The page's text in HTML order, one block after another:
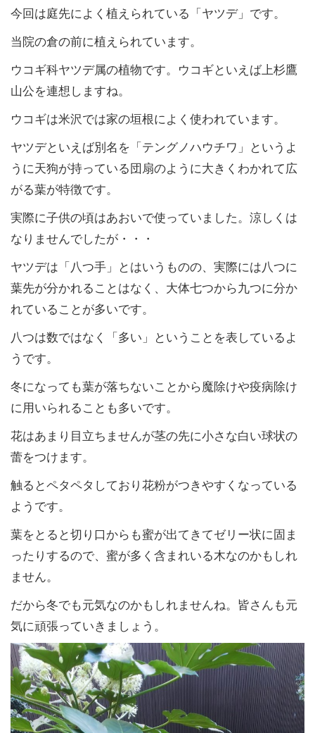
今回は庭先によく植えられている「ヤツデ」です。
当院の倉の前に植えられています。
ウコギ科ヤツデ属の植物です。ウコギといえば上杉鷹
山公を連想しますね。
ウコギは米沢では家の垣根によく使われています。
ヤツデといえば別名を「テングノハウチワ」というよ
うに天狗が持っている団扇のように大きくわかれて広
がる葉が特徴です。
実際に子供の頃はあおいで使っていました。涼しくは
なりませんでしたが・・・
ヤツデは「八つ手」とはいうものの、実際には八つに
葉先が分かれることはなく、大体七つから九つに分か
れていることが多いです。
八つは数ではなく「多い」ということを表しているよ
うです。
冬になっても葉が落ちないことから魔除けや疫病除け
に用いられることも多いです。
花はあまり目立ちませんが茎の先に小さな白い球状の
蕾をつけます。
触るとペタペタしており花粉がつきやすくなっている
ようです。
葉をとると切り口からも蜜が出てきてゼリー状に固ま
ったりするので、蜜が多く含まれいる木なのかもしれ
ません。
だから冬でも元気なのかもしれませんね。皆さんも元
気に頑張っていきましょう。